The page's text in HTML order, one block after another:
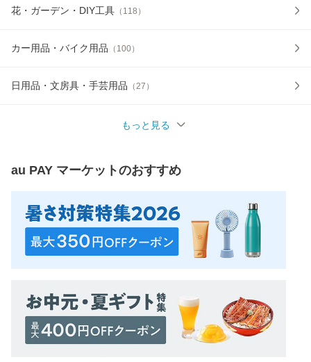
花・ガーデン・DIY工具 （ 118 ）
カー用品・バイク用品 （ 100）
日用品・文房具・手芸用品 （27 ）
もっと見る
au PAY マーケットのおすすめ